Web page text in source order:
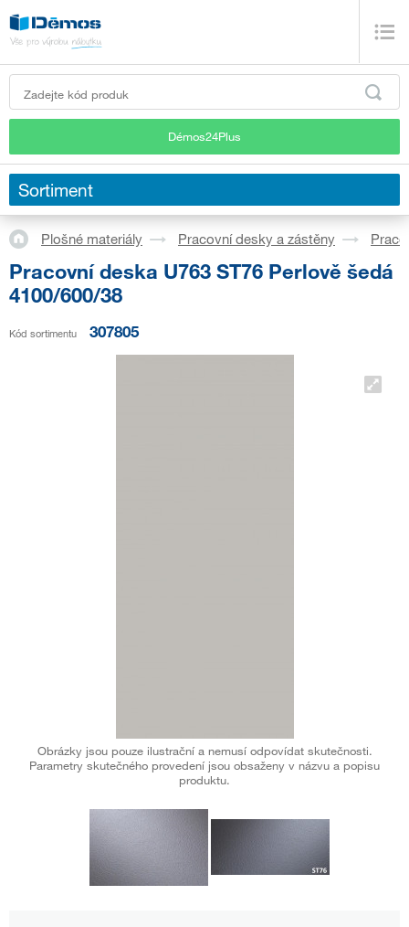
Démos24Plus
Sortiment
Plošné materiály Pracovní desky a zástěny
Pracovní deska U763 ST76 Perlově šedá
4100/600/38
Kód sortimentu 307805
Obrázky jsou pouze ilustrační a nemusí odpovídat skutečnosti.
Parametry skutečného provedení jsou obsaženy v názvu a popisu
produktu.